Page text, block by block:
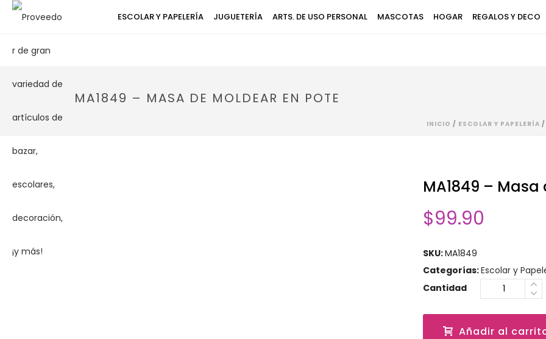
ESCOLAR Y PAPELERÍA JUGUETERÍA ARTS. DE USO PERSONAL MASCOTAS HOGAR REGALOS Y DECO
MA1849 – MASA DE MOLDEAR EN POTE
INICIO / ESCOLAR Y PAPELERÍA
MA1849 –
$99.90
SKU:MA1849
Categorías:Escolar y
Cantidad
Añadir al